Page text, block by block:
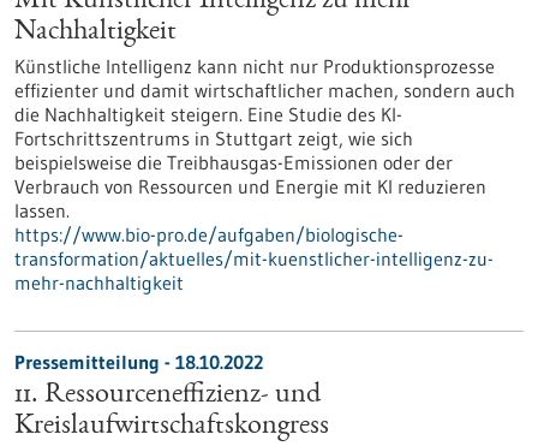
Nachhaltigkeit
Künstliche Intelligenz kann nicht nur Produktionsprozesse
effizienter und damit wirtschaftlicher machen, sondern auch
die Nachhaltigkeit steigern. Eine Studie des KI-
Fortschrittszentrums in Stuttgart zeigt, wie sich
beispielsweise die Treibhausgas-Emissionen oder der
Verbrauch von Ressourcen und Energie mit KI reduzieren
lassen.
https://www.bio-pro.de/aufgaben/biologische-
transformation/aktuelles/mit-kuenstlicher-intelligenz-zu-
mehr-nachhaltigkeit
Pressemitteilung - 18.10.2022
11. Ressourceneffizienz- und
Kreislaufwirtschaftskongress